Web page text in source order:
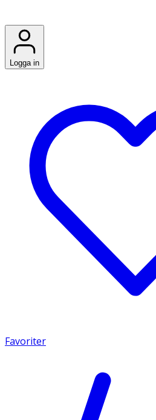
Logga in
Favoriter